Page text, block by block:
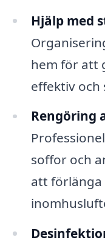
Hjälp med
hem för att
effektiv och
Rengöring
soffor och
att